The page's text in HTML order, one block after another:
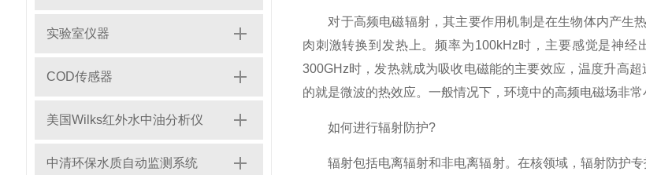
实验室仪器
COD传感器
美国Wilks红外水中油分析仪
中清环保水质自动监测系统
对于高频电磁辐射，其主要作用机制是在生物体内产生
肉刺激转换到发热上。频率为100kHz时，主要感觉是神
300GHz时，发热就成为吸收电磁能的主要效应，温度升高
的就是微波的热效应。一般情况下，环境中的高频电磁场非常
如何进行辐射防护?
辐射包括电离辐射和非电离辐射。在核领域，辐射防护专